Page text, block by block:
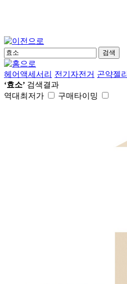
검색
헤어액세서리 전기자전거 곤약젤리
‘효소’ 검색결과
역대최저가
구매타이밍